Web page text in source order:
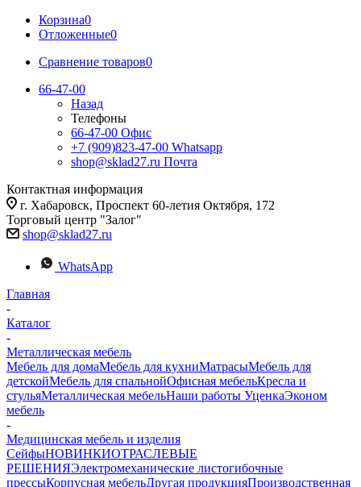
Корзина0
Отложенные0
Сравнение товаров0
66-47-00
Назад
Телефоны
66-47-00 Офис
+7 (909)823-47-00 Whatsapp
shop@sklad27.ru Почта
Контактная информация
г. Хабаровск, Проспект 60-летия Октября, 172
Торговый центр "Залог"
shop@sklad27.ru
WhatsApp
Главная
-
Каталог
-
Металлическая мебель
Мебель для домаМебель для кухниМатраcыМебель для
детскойМебель для спальнойОфисная мебельКресла и
стульяМеталлическая мебельНаши работы УценкаЭконом
мебель
-
Медицинская мебель и изделия
СейфыНОВИНКИОТРАСЛЕВЫЕ
РЕШЕНИЯЭлектромеханические листогибочные
прессыКорпусная мебельДругая продукцияПроизводственная